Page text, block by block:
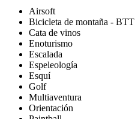
Airsoft
Bicicleta de montaña - BTT
Cata de vinos
Enoturismo
Escalada
Espeleología
Esquí
Golf
Multiaventura
Orientación